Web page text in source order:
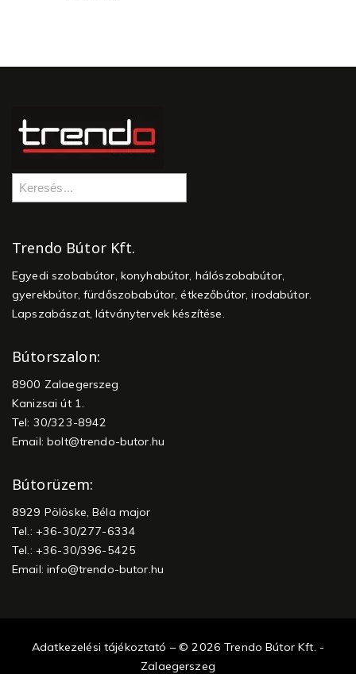
Trendo Bútor Kft.
Egyedi szobabútor, konyhabútor, hálószobabútor,
gyerekbútor, fürdőszobabútor, étkezőbútor, irodabútor.
Lapszabászat, látványtervek készítése.
Bútorszalon:
8900 Zalaegerszeg
Kanizsai út 1.
Tel: 30/323-8942
Email:bolt@trendo-butor.hu
Bútorüzem:
8929 Pölöske, Béla major
Tel.: +36-30/277-6334
Tel.: +36-30/396-5425
Email:info@trendo-butor.hu
Adatkezelési tájékoztató – © 2026 Trendo Bútor Kft. -
Zalaegerszeg